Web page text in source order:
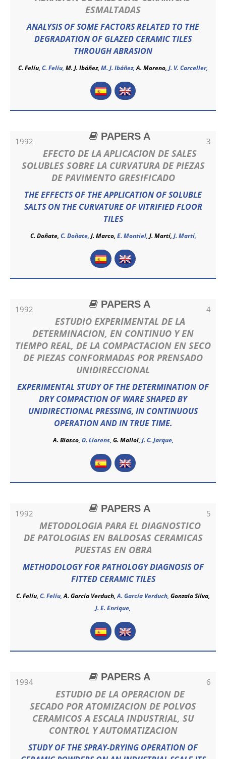
ESMALTADAS
ANALYSIS OF SOME FACTORS RELATED TO THE
DEGRADATION OF GLAZED CERAMIC TILES
THROUGH ABRASION
C. Felíu, C. Felíu, M. J. Ibáñez, M. J. Ibáñez,A. Moreno, J. V. Carceller,
1992 3
PAPERS A
EFECTO DE LA APLICACION DE SALES
SOLUBLES SOBRE LA CURVATURA DE PIEZAS
DE PAVIMENTO GRESIFICADO
THE EFFECTS OF THE APPLICATION OF SOLUBLE
SALTS ON THE CURVATURE OF VITRIFIED FLOOR
TILES
C. Doñate, C. Doñate, J. Marco, E. Montiel, J. Martí, J. Martí,
1992 4
PAPERS A
ESTUDIO EXPERIMENTAL DE LA
DETERMINACION, EN CONTINUO Y EN
TIEMPO REAL, DE LA COMPACTACION EN SECO
DE PIEZAS CONFORMADAS POR PRENSADO
UNIDIRECCIONAL
EXPERIMENTAL STUDY OF THE DETERMINATION OF
DRY COMPACTION OF WARE SHAPED BY
UNIDIRECTIONAL PRESSING, IN CONTINUOUS
OPERATION AND IN TRUE TIME.
A. Blasco, D. Llorens, G. Mallol, J. C. Jarque,
1992 5
PAPERS A
METODOLOGIA PARA EL DIAGNOSTICO
DE PATOLOGIAS EN BALDOSAS CERAMICAS
PUESTAS EN OBRA
METHODOLOGY FOR PATHOLOGY DIAGNOSIS OF
FITTED CERAMIC TILES
C. Felíu, C. Felíu,A. García Verduch,A. García Verduch, Gonzalo Silva,
J. E. Enrique,
1994 6
PAPERS A
ESTUDIO DE LA OPERACION DE
SECADO POR ATOMIZACION DE POLVOS
CERAMICOS A ESCALA INDUSTRIAL, SU
CONTROL Y AUTOMATIZACION
STUDY OF THE SPRAY-DRYING OPERATION OF